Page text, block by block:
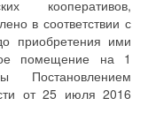
кооперативов,
в соответствии с
приобретения ими
помещение на 1
Постановлением
от 25 июля 2016